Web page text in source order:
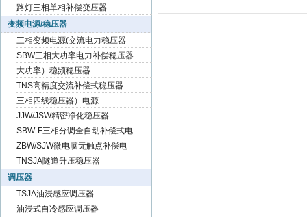
路灯三相单相补偿变压器
变频电源/稳压器
三相变频电源(交流电力稳压器
SBW三相大功率电力补偿稳压器
大功率）稳频稳压器
TNS高精度交流补偿式稳压器
三相四线稳压器）电源
JJW/JSW精密净化稳压器
SBW-F三相分调全自动补偿式电
ZBW/SJW微电脑无触点补偿电
TNSJA隧道升压稳压器
调压器
TSJA油浸感应调压器
油浸式自冷感应调压器